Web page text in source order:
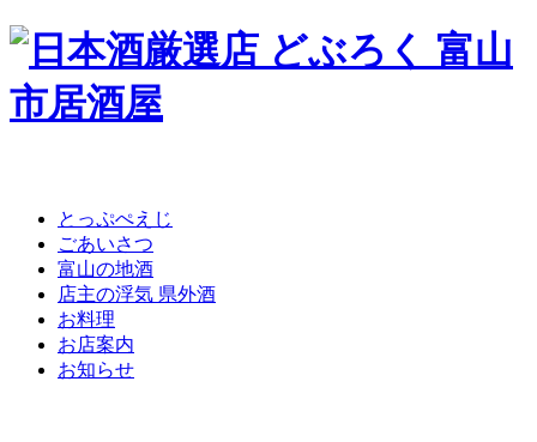
とっぷぺえじ
ごあいさつ
富山の地酒
店主の浮気 県外酒
お料理
お店案内
お知らせ